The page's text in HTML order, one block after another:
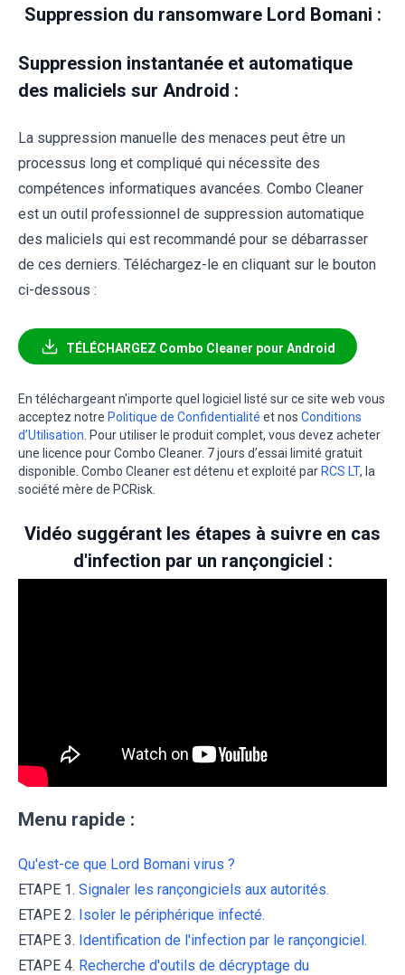
Suppression du ransomware Lord Bomani :
Suppression instantanée et automatique
des maliciels sur Android :
La suppression manuelle des menaces peut être un
processus long et compliqué qui nécessite des
compétences informatiques avancées. Combo Cleaner
est un outil professionnel de suppression automatique
des maliciels qui est recommandé pour se débarrasser
de ces derniers. Téléchargez-le en cliquant sur le bouton
ci-dessous :
TÉLÉCHARGEZ Combo Cleaner pour Android
En téléchargeant n'importe quel logiciel listé sur ce site web vous
acceptez notre Politique de Confidentialité et nos Conditions
d’Utilisation. Pour utiliser le produit complet, vous devez acheter
une licence pour Combo Cleaner. 7 jours d’essai limité gratuit
disponible. Combo Cleaner est détenu et exploité par RCS LT, la
société mère de PCRisk.
Vidéo suggérant les étapes à suivre en cas
d'infection par un rançongiciel :
Menu rapide :
Qu'est-ce que Lord Bomani virus ?
ETAPE 1. Signaler les rançongiciels aux autorités.
ETAPE 2. Isoler le périphérique infecté.
ETAPE 3. Identification de l'infection par le rançongiciel.
ETAPE 4. Recherche d'outils de décryptage du